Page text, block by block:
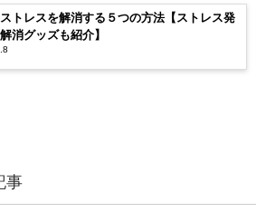
トレスを解消する５つの方法【ストレス発
消グッズも紹介】
事